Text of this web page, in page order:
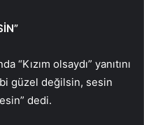
“Kızım olsaydı” yanıtını
güzel değilsin, sesin
dedi.